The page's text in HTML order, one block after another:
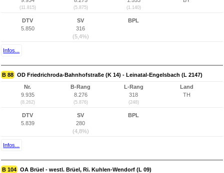
(11.815) (5.875) (1.140)
DTV
5.850
SV
316
(5,4%)
BPL
Infos...
B 88 OD Friedrichroda-Bahnhofstraße (K 14) - Leinatal-Engelsbach (L 2147)
Nr.
9.935
(8.262)
B-Rang
8.276
(5.876)
L-Rang
318
(248)
Land
TH
DTV
5.839
SV
280
(4,8%)
BPL
Infos...
B 104 OA Brüel - westl. Brüel, Ri. Kuhlen-Wendorf (L 09)